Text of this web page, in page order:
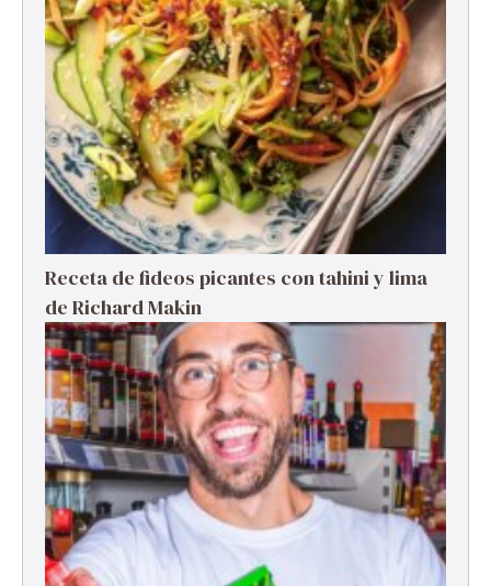
Receta de fideos picantes con tahini y lima
de Richard Makin